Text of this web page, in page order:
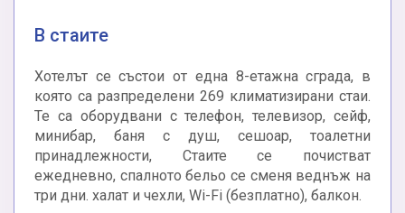
В стаите
Хотелът се състои от една 8-етажна сграда, в
която са разпределени 269 климатизирани стаи.
Те са оборудвани с телефон, телевизор, сейф,
минибар, баня с душ, сешоар, тоалетни
принадлежности, Стаите се почистват
ежедневно, спалното бельо се сменя веднъж на
три дни. халат и чехли, Wi-Fi (безплатно), балкон.